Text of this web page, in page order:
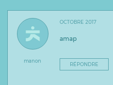
manon
OCTOBRE 2017
amap
RÉPONDRE